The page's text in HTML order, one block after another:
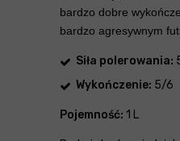
bardzo dobre
bardzo agresywnym
Siła polerowania:
Wykończenie: 5/6
Pojemność: 1 L